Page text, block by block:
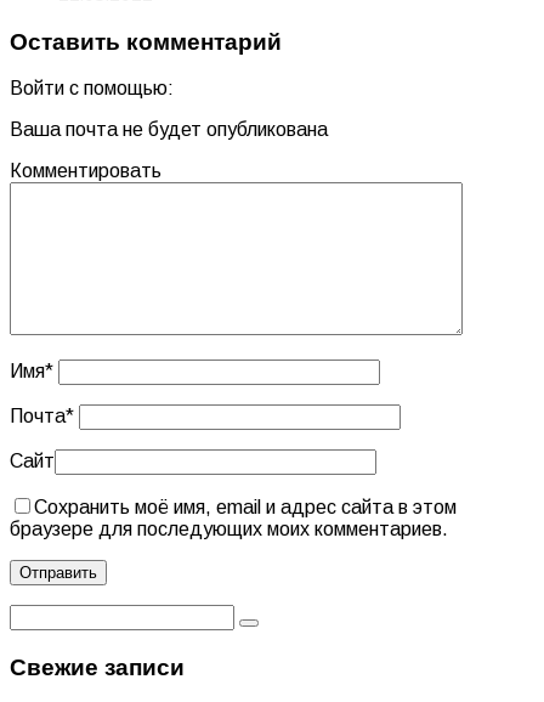
Оставить комментарий
Войти с помощью:
Ваша почта не будет опубликована
Комментировать
Имя*
Почта*
Сайт
Сохранить моё имя, email и адрес сайта в этом
браузере для последующих моих комментариев.
Свежие записи